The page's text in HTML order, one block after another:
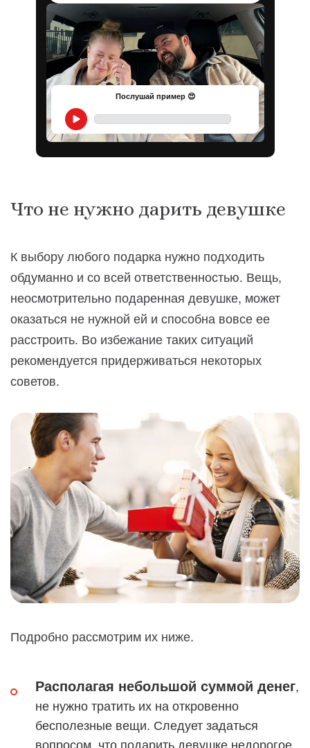
Послушай пример 😍
Что не нужно дарить девушке
К выбору любого подарка нужно подходить
обдуманно и со всей ответственностью. Вещь,
неосмотрительно подаренная девушке, может
оказаться не нужной ей и способна вовсе ее
расстроить. Во избежание таких ситуаций
рекомендуется придерживаться некоторых
советов.
Подробно рассмотрим их ниже.
Располагая небольшой суммой денег,
не нужно тратить их на откровенно
бесполезные вещи. Следует задаться